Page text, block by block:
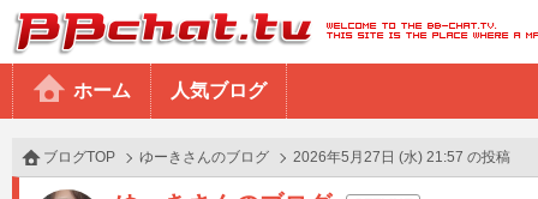
BBchatTV
ホーム 人気ブログ
ブログTOP ゆーきさんのブログ 2026年5月27日 (水) 21:57 の投稿